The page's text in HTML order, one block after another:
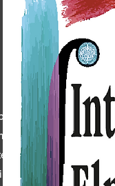
Integrál Filozófiáját
három fontos
és az értékrendek
felében a korábbi